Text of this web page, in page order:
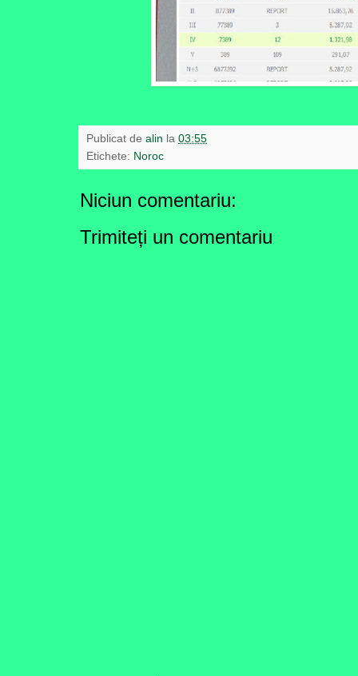
Publicat de alin la 03:55
Etichete: Noroc
Niciun comentariu:
Trimiteți un comentariu